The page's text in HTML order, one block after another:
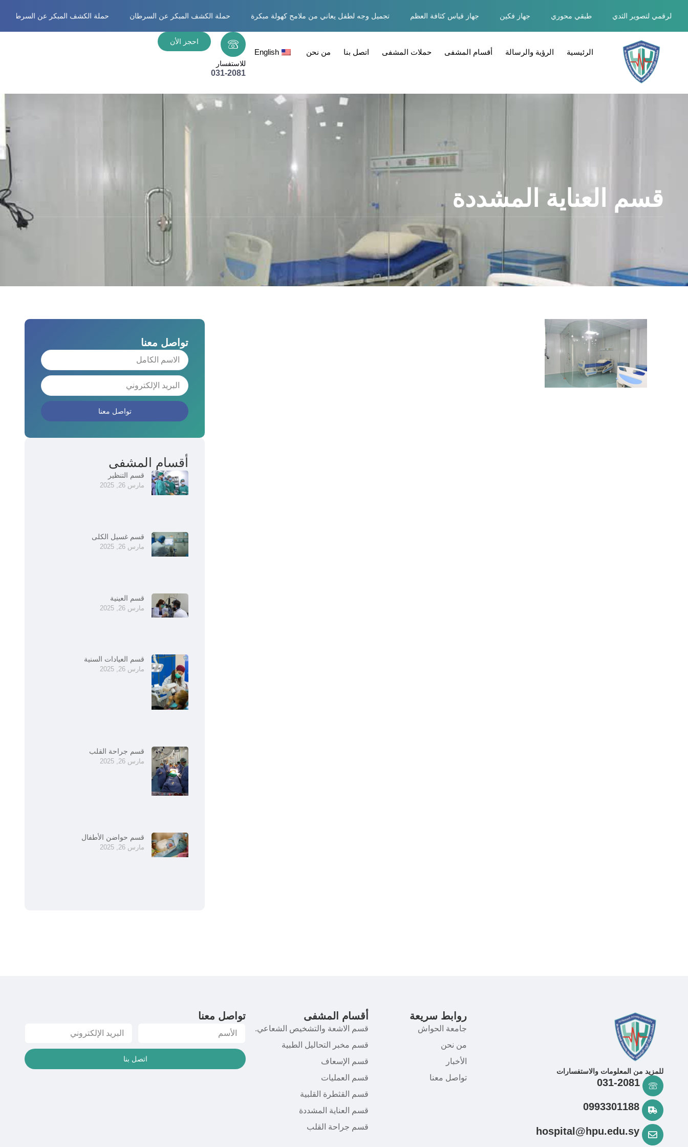
حملة الكشف المبكر عن السرطان حملة الكشف المبكر عن السرطان تجميل وجه لطفل يعاني من ملامح كهولة مبكرة جهاز قياس كثافة العظم جهاز فكين طبقي محوري الرقمي لتصوير الثدي
الرئيسية الرؤية والرسالة أقسام المشفى حملات المشفى اتصل بنا من نحن English
للاستفسار
031-2081
احجز الأن
قسم العناية المشددة
تواصل معنا
تواصل معنا
أقسام المشفى
قسم التنظير
مارس 26, 2025
قسم غسيل الكلى
مارس 26, 2025
قسم العينية
مارس 26, 2025
قسم العيادات السنية
مارس 26, 2025
قسم جراحة القلب
مارس 26, 2025
قسم حواضن الأطفال
مارس 26, 2025
للمزيد من المعلومات والاستفسارات
031-2081
0993301188
hospital@hpu.edu.sy
روابط سريعة
جامعة الحواش
من نحن
الأخبار
تواصل معنا
أقسام المشفى
قسم الاشعة والتشخيص الشعاعي.
قسم مخبر التحاليل الطبية
قسم الإسعاف
قسم العمليات
قسم القثطرة القلبية
قسم العناية المشددة
قسم جراحة القلب
تواصل معنا
اتصل بنا